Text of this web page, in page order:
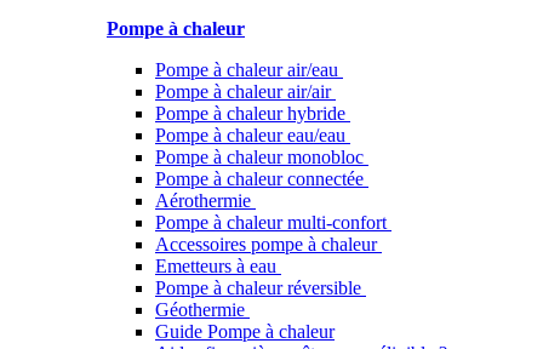
Pompe à chaleur
Pompe à chaleur air/eau
Pompe à chaleur air/air
Pompe à chaleur hybride
Pompe à chaleur​ eau/eau
Pompe à chaleur monobloc
Pompe à chaleur connectée
Aérothermie
Pompe à chaleur multi-confort
Accessoires pompe à chaleur
Emetteurs à eau
Pompe à chaleur réversible
Géothermie
Guide Pompe à chaleur